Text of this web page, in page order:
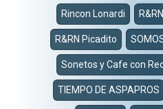
Rincon Lonardi
R&RN Picadito
Sonetos y Cafe con
TIEMPO DE ASPAPROS